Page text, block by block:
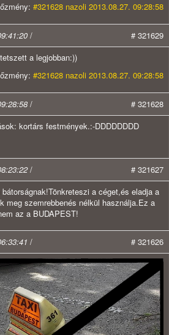
#321628 nazoli 2013.08.27. 09:28:58
/
# 321629
a legjobban:))
#321628 nazoli 2013.08.27. 09:28:58
/
# 321628
kortárs festmények.:-DDDDDDDD
/
# 321627
a céget,és eladja a
meg szemrebbenés nélkül használja.Ez a
az a BUDAPEST!
/ # 321626